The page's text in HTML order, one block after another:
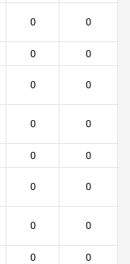
0 0
0
0
0 0
0 0
0
0
0 0
0 0
0
0